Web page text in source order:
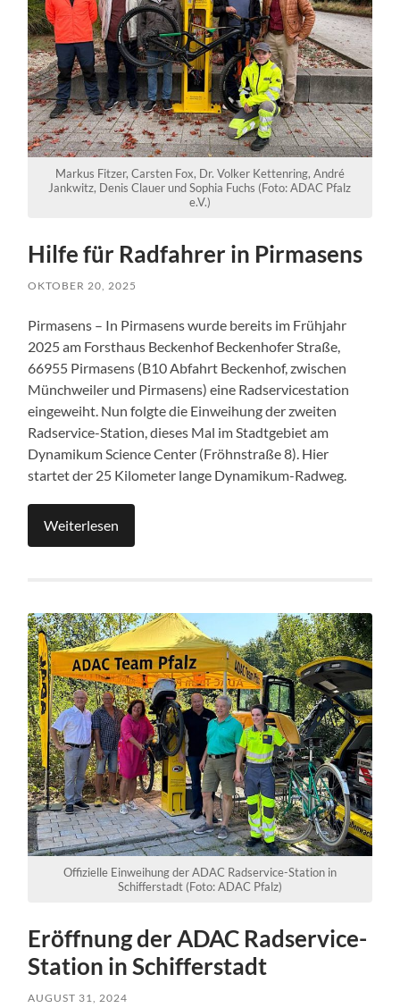
Markus Fitzer, Carsten Fox, Dr. Volker Kettenring, André
Jankwitz, Denis Clauer und Sophia Fuchs (Foto: ADAC Pfalz
e.V.)
Hilfe für Radfahrer in Pirmasens
OKTOBER 20, 2025
Pirmasens – In Pirmasens wurde bereits im Frühjahr
2025 am Forsthaus Beckenhof Beckenhofer Straße,
66955 Pirmasens (B10 Abfahrt Beckenhof, zwischen
Münchweiler und Pirmasens) eine Radservicestation
eingeweiht. Nun folgte die Einweihung der zweiten
Radservice-Station, dieses Mal im Stadtgebiet am
Dynamikum Science Center (Fröhnstraße 8). Hier
startet der 25 Kilometer lange Dynamikum-Radweg.
Weiterlesen
Offizielle Einweihung der ADAC Radservice-Station in
Schifferstadt (Foto: ADAC Pfalz)
Eröffnung der ADAC Radservice-
Station in Schifferstadt
AUGUST 31, 2024